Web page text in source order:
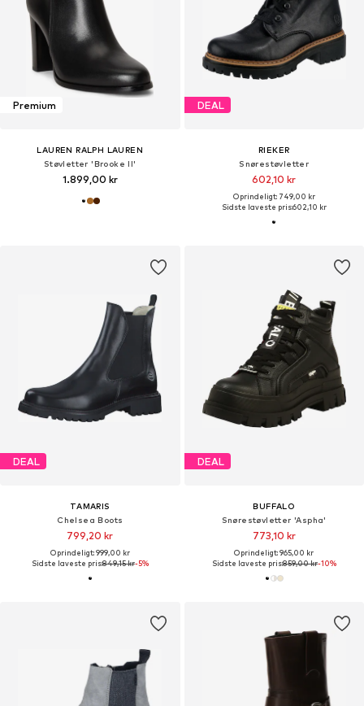
Premium
LAUREN RALPH LAUREN
Støvletter 'Brooke II'
1.899,00 kr
DEAL
RIEKER
Snørestøvletter
602,10 kr
Oprindeligt: 749,00 kr
Sidste laveste pris:602,10 kr
DEAL
TAMARIS
Chelsea Boots
799,20 kr
Oprindeligt: 999,00 kr
Sidste laveste pris:849,15 kr-5%
DEAL
BUFFALO
Snørestøvletter 'Aspha'
773,10 kr
Oprindeligt: 965,00 kr
Sidste laveste pris:859,00 kr-10%